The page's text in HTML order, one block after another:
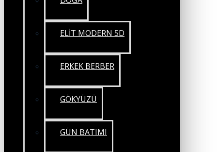
ELİT MODERN 5D
ERKEK BERBER
GÖKYÜZÜ
GÜN BATIMI